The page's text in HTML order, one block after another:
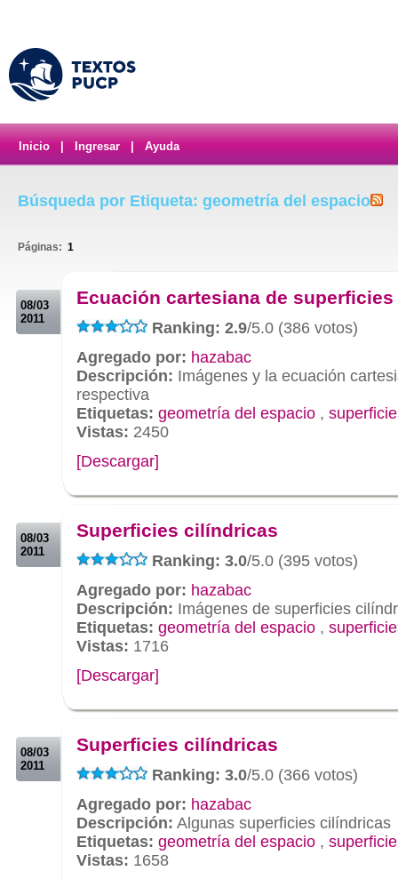
Inicio Ingresar Ayuda
Búsqueda por Etiqueta: geometría del espacio
Páginas: 1
08/03
2011
Ecuación cartesiana de superficies
Ranking: 2.9/5.0 (386 votos)
Agregado por: hazabac
Descripción: Imágenes y la ecuación
respectiva
Etiquetas: geometría del espacio ,
Vistas: 2450
[Descargar]
08/03
2011
Superficies cilíndricas
Ranking: 3.0/5.0 (395 votos)
Agregado por: hazabac
Descripción: Imágenes de superficies
Etiquetas: geometría del espacio ,
Vistas: 1716
[Descargar]
08/03
2011
Superficies cilíndricas
Ranking: 3.0/5.0 (366 votos)
Agregado por: hazabac
Descripción: Algunas superficies cilíndricas
Etiquetas: geometría del espacio ,
Vistas: 1658